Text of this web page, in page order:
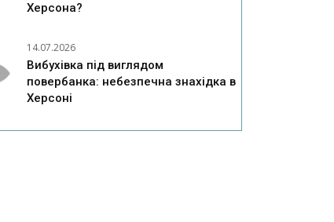
Херсона?
14.07.2026
Вибухівка під виглядом
повербанка: небезпечна знахідка в
Херсоні